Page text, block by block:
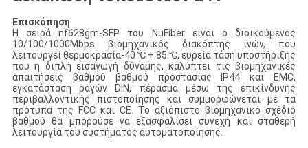
Επισκόπηση
Η σειρά nf628gm-SFP του NuFiber είναι ο διοικούμενος
10/100/1000Mbps βιομηχανικός διακόπτης ινών, που
λειτουργεί θερμοκρασία-40 ℃ + 85 ℃, ευρεία τάση υποστήριξης
που η διπλή εισαγωγή δύναμης, καλύπτει τις βιομηχανικές
απαιτήσεις βαθμού βαθμού προστασίας IP44 και EMC,
εγκατάσταση ραγών DIN, πέρασμα μέσω της επικίνδυνης
περιβαλλοντικής πιστοποίησης και συμμορφώνεται με τα
πρότυπα της FCC και CE. Το αξιόπιστο βιομηχανικό σχέδιο
βαθμού θα μπορούσε να εξασφαλίσει συνεχή και σταθερή
λειτουργία του συστήματος αυτοματοποίησης.